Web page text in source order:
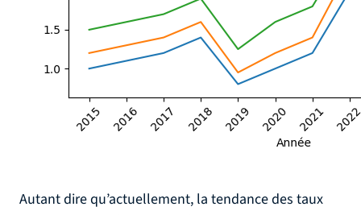
Autant dire qu’actuellement, la tendance des taux